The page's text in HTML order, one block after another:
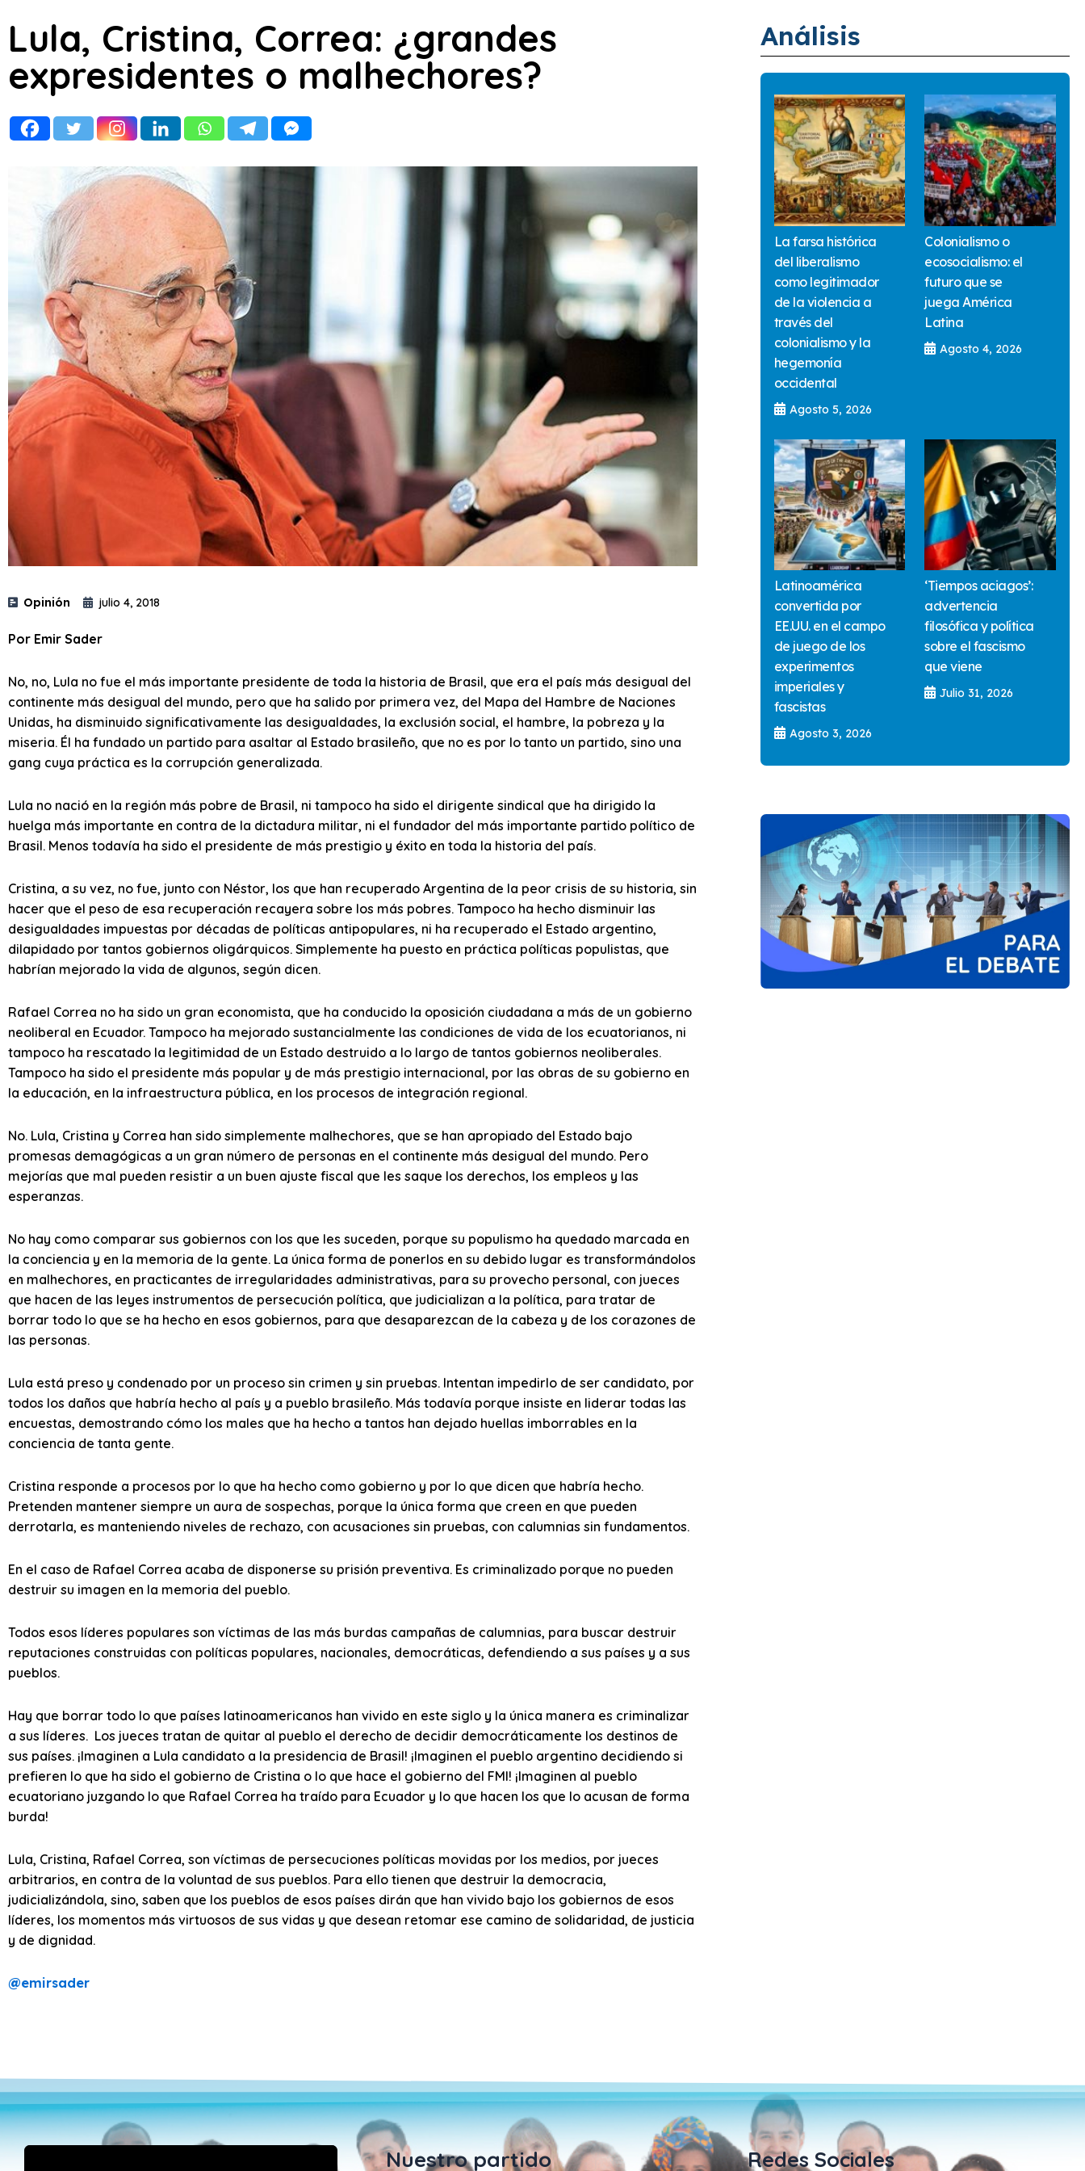
Lula, Cristina, Correa: ¿grandes
expresidentes o malhechores?
Opinión julio 4, 2018
Por Emir Sader
No, no, Lula no fue el más importante presidente de toda la historia de Brasil, que era el país más desigual del
continente más desigual del mundo, pero que ha salido por primera vez, del Mapa del Hambre de Naciones
Unidas, ha disminuido significativamente las desigualdades, la exclusión social, el hambre, la pobreza y la
miseria. Él ha fundado un partido para asaltar al Estado brasileño, que no es por lo tanto un partido, sino una
gang cuya práctica es la corrupción generalizada.
Lula no nació en la región más pobre de Brasil, ni tampoco ha sido el dirigente sindical que ha dirigido la
huelga más importante en contra de la dictadura militar, ni el fundador del más importante partido político de
Brasil. Menos todavía ha sido el presidente de más prestigio y éxito en toda la historia del país.
Cristina, a su vez, no fue, junto con Néstor, los que han recuperado Argentina de la peor crisis de su historia, sin
hacer que el peso de esa recuperación recayera sobre los más pobres. Tampoco ha hecho disminuir las
desigualdades impuestas por décadas de políticas antipopulares, ni ha recuperado el Estado argentino,
dilapidado por tantos gobiernos oligárquicos. Simplemente ha puesto en práctica políticas populistas, que
habrían mejorado la vida de algunos, según dicen.
Rafael Correa no ha sido un gran economista, que ha conducido la oposición ciudadana a más de un gobierno
neoliberal en Ecuador. Tampoco ha mejorado sustancialmente las condiciones de vida de los ecuatorianos, ni
tampoco ha rescatado la legitimidad de un Estado destruido a lo largo de tantos gobiernos neoliberales.
Tampoco ha sido el presidente más popular y de más prestigio internacional, por las obras de su gobierno en
la educación, en la infraestructura pública, en los procesos de integración regional.
No. Lula, Cristina y Correa han sido simplemente malhechores, que se han apropiado del Estado bajo
promesas demagógicas a un gran número de personas en el continente más desigual del mundo. Pero
mejorías que mal pueden resistir a un buen ajuste fiscal que les saque los derechos, los empleos y las
esperanzas.
No hay como comparar sus gobiernos con los que les suceden, porque su populismo ha quedado marcada en
la conciencia y en la memoria de la gente. La única forma de ponerlos en su debido lugar es transformándolos
en malhechores, en practicantes de irregularidades administrativas, para su provecho personal, con jueces
que hacen de las leyes instrumentos de persecución política, que judicializan a la política, para tratar de
borrar todo lo que se ha hecho en esos gobiernos, para que desaparezcan de la cabeza y de los corazones de
las personas.
Lula está preso y condenado por un proceso sin crimen y sin pruebas. Intentan impedirlo de ser candidato, por
todos los daños que habría hecho al país y a pueblo brasileño. Más todavía porque insiste en liderar todas las
encuestas, demostrando cómo los males que ha hecho a tantos han dejado huellas imborrables en la
conciencia de tanta gente.
Cristina responde a procesos por lo que ha hecho como gobierno y por lo que dicen que habría hecho.
Pretenden mantener siempre un aura de sospechas, porque la única forma que creen en que pueden
derrotarla, es manteniendo niveles de rechazo, con acusaciones sin pruebas, con calumnias sin fundamentos.
En el caso de Rafael Correa acaba de disponerse su prisión preventiva. Es criminalizado porque no pueden
destruir su imagen en la memoria del pueblo.
Todos esos líderes populares son víctimas de las más burdas campañas de calumnias, para buscar destruir
reputaciones construidas con políticas populares, nacionales, democráticas, defendiendo a sus países y a sus
pueblos.
Hay que borrar todo lo que países latinoamericanos han vivido en este siglo y la única manera es criminalizar
a sus líderes. Los jueces tratan de quitar al pueblo el derecho de decidir democráticamente los destinos de
sus países. ¡Imaginen a Lula candidato a la presidencia de Brasil! ¡Imaginen el pueblo argentino decidiendo si
prefieren lo que ha sido el gobierno de Cristina o lo que hace el gobierno del FMI! ¡Imaginen al pueblo
ecuatoriano juzgando lo que Rafael Correa ha traído para Ecuador y lo que hacen los que lo acusan de forma
burda!
Lula, Cristina, Rafael Correa, son víctimas de persecuciones políticas movidas por los medios, por jueces
arbitrarios, en contra de la voluntad de sus pueblos. Para ello tienen que destruir la democracia,
judicializándola, sino, saben que los pueblos de esos países dirán que han vivido bajo los gobiernos de esos
líderes, los momentos más virtuosos de sus vidas y que desean retomar ese camino de solidaridad, de justicia
y de dignidad.
@emirsader
Análisis
La farsa histórica
del liberalismo
como legitimador
de la violencia a
través del
colonialismo y la
hegemonía
occidental
Agosto 5, 2026
Colonialismo o
ecosocialismo: el
futuro que se
juega América
Latina
Agosto 4, 2026
Latinoamérica
convertida por
EE.UU. en el campo
de juego de los
experimentos
imperiales y
fascistas
Agosto 3, 2026
‘Tiempos aciagos’:
advertencia
filosófica y política
sobre el fascismo
que viene
Julio 31, 2026
Nuestro partido Redes Sociales